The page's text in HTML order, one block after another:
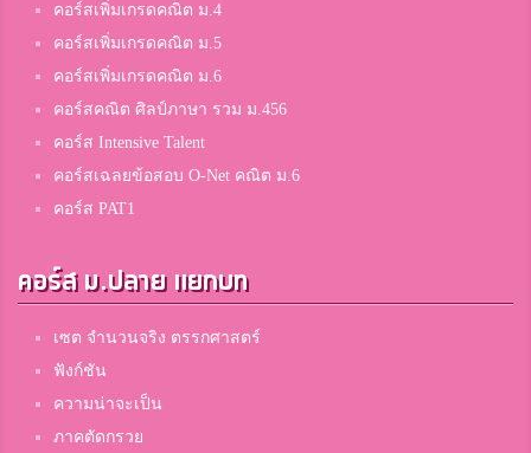
คอร์สเพิ่มเกรดคณิต ม.4
คอร์สเพิ่มเกรดคณิต ม.5
คอร์สเพิ่มเกรดคณิต ม.6
คอร์สคณิต ศิลป์ภาษา รวม ม.456
คอร์ส Intensive Talent
คอร์สเฉลยข้อสอบ O-Net คณิต ม.6
คอร์ส PAT1
คอร์ส ม.ปลาย แยกบท
เซต จำนวนจริง ตรรกศาสตร์
ฟังก์ชัน
ความน่าจะเป็น
ภาคตัดกรวย